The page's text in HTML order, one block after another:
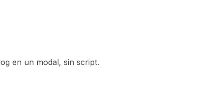
en un modal, sin script.